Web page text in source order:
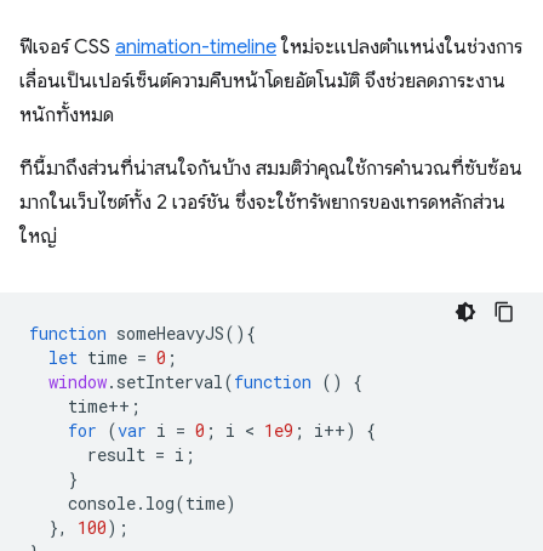
ฟีเจอร์ CSS animation-timelineใหม่จะแปลงตำแหน่งในช่วงการ
เลื่อนเป็นเปอร์เซ็นต์ความคืบหน้าโดยอัตโนมัติ จึงช่วยลดภาระงาน
หนักทั้งหมด
ทีนี้มาถึงส่วนที่น่าสนใจกันบ้าง สมมติว่าคุณใช้การคำนวณที่ซับซ้อน
มากในเว็บไซต์ทั้ง 2 เวอร์ชัน ซึ่งจะใช้ทรัพยากรของเทรดหลักส่วน
ใหญ่
function someHeavyJS(){
let time = 0 ;
window. setInterval(function ()
{
time++ ;
for (var i = 0 ; i < 1e9 ; i++)
{
result = i ;
}
console. log(time)
},
100);